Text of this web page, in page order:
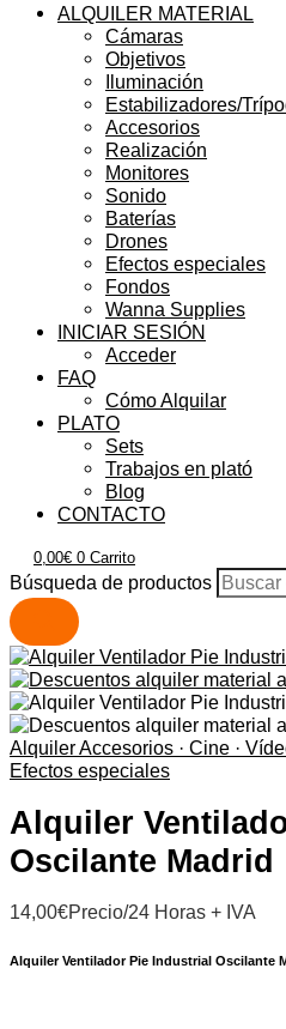
ALQUILER MATERIAL
Cámaras
Objetivos
Iluminación
Estabilizadores/
Accesorios
Realización
Monitores
Sonido
Baterías
Drones
Efectos especiales
Fondos
Wanna Supplies
INICIAR SESIÓN
Acceder
FAQ
Cómo Alquilar
PLATO
Sets
Trabajos en plató
Blog
CONTACTO
0,00€ 0 Carrito
Búsqueda de productos
Alquiler Accesorios · Cine ·
Efectos especiales
Alquiler
Oscilante Madrid
14,00€Precio/24 Horas + IVA
Alquiler Ventilador Pie Industrial Oscilante